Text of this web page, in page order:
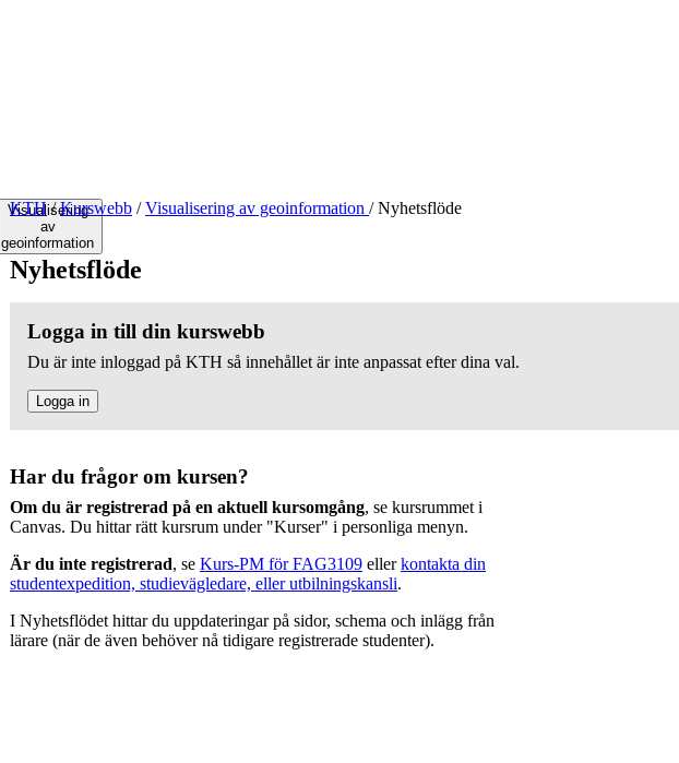
Visualisering
av
geoinformation
KTH / Kurswebb / Visualisering av geoinformation /Nyhetsflöde
Nyhetsflöde
Logga in till din kurswebb
Du är inte inloggad på KTH så innehållet är inte anpassat efter dina val.
Logga in
Har du frågor om kursen?
Om du är registrerad på en aktuell kursomgång, se kursrummet i
Canvas. Du hittar rätt kursrum under "Kurser" i personliga menyn.
Är du inte registrerad, se Kurs-PM för FAG3109 ellerkontakta din
studentexpedition, studievägledare, eller utbilningskansli.
I Nyhetsflödet hittar du uppdateringar på sidor, schema och inlägg från
lärare (när de även behöver nå tidigare registrerade studenter).